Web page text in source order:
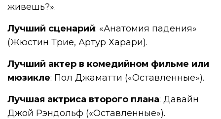
живешь?».
Лучший сценарий: «Анатомия падения»
(Жюстин Трие, Артур Харари).
Лучший актер в комедийном фильме или
мюзикле: Пол Джаматти («Оставленные»).
Лучшая актриса второго плана: Давайн
Джой Рэндольф («Оставленные»).